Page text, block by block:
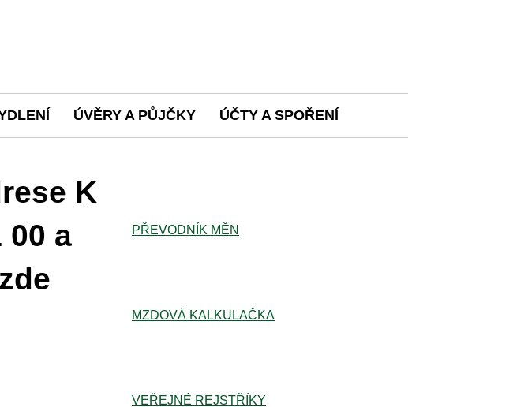
ÚVĚRY A PŮJČKY ÚČTY A SPOŘENÍ
K
00 a
PŘEVODNÍK MĚN
MZDOVÁ KALKULAČKA
VEŘEJNÉ REJSTŘÍKY